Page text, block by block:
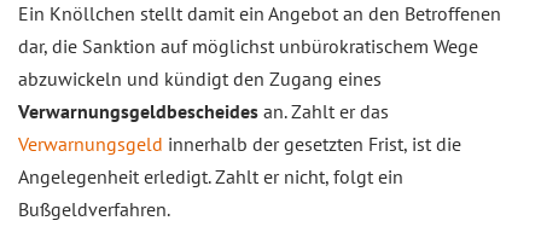
Ein Knöllchen stellt damit ein Angebot an den Betroffenen
dar, die Sanktion auf möglichst unbürokratischem Wege
abzuwickeln und kündigt den Zugang eines
Verwarnungsgeldbescheides an. Zahlt er das
Verwarnungsgeld innerhalb der gesetzten Frist, ist die
Angelegenheit erledigt. Zahlt er nicht, folgt ein
Bußgeldverfahren.